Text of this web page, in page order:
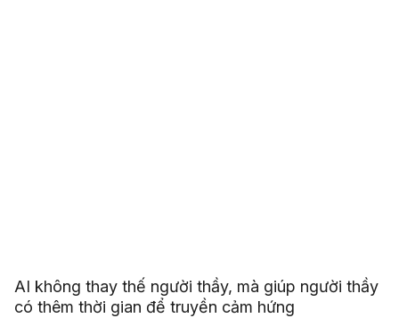
AI không thay thế người thầy, mà giúp người thầy
có thêm thời gian để truyền cảm hứng